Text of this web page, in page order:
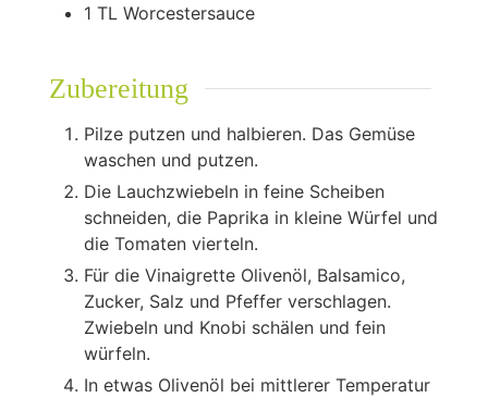
1 TL Worcestersauce
Zubereitung
Pilze putzen und halbieren. Das Gemüse
waschen und putzen.
Die Lauchzwiebeln in feine Scheiben
schneiden, die Paprika in kleine Würfel und
die Tomaten vierteln.
Für die Vinaigrette Olivenöl, Balsamico,
Zucker, Salz und Pfeffer verschlagen.
Zwiebeln und Knobi schälen und fein
würfeln.
In etwas Olivenöl bei mittlerer Temperatur